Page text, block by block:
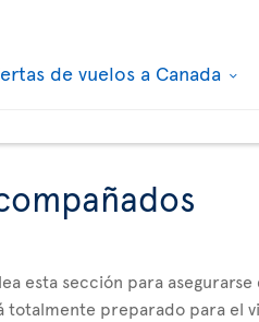
de vuelos a Canada
esta sección para
totalmente preparado para el